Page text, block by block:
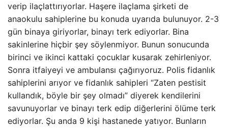
verip ilaçlattırıyorlar. Haşere ilaçlama şirketi de
anaokulu sahiplerine bu konuda uyarıda bulunuyor. 2-3
gün binaya giriyorlar, binayı terk ediyorlar. Bina
sakinlerine hiçbir şey söylenmiyor. Bunun sonucunda
birinci ve ikinci kattaki çocuklar kusarak zehirleniyor.
Sonra itfaiyeyi ve ambulansı çağırıyoruz. Polis fidanlık
sahiplerini arıyor ve fidanlık sahipleri “Zaten pestisit
kullandık, böyle bir şey olmadı” diyerek kendilerini
savunuyorlar ve binayı terk edip diğerlerini ölüme terk
ediyorlar. Şu anda 9 kişi hastanede yatıyor. Bunların